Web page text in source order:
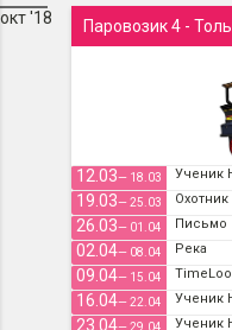
окт '18 Паровозик 4 -
12.03— 18.03 Ученик
19.03— 25.03 Охотник
26.03— 01.04 Письмо
02.04— 08.04 Река
09.04— 15.04
16.04— 22.04 Ученик
23.04— 29.04 Ученик